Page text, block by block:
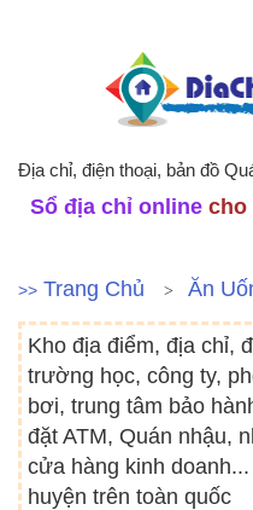
Địa chỉ, điện thoại, bản đồ
Sổ địa chỉ online cho
>> Trang Chủ Ăn
Kho địa điểm, địa chỉ,
trường học, công ty,
bơi, trung tâm bảo
đặt ATM, Quán nhậu,
cửa hàng kinh
huyện trên toàn quốc